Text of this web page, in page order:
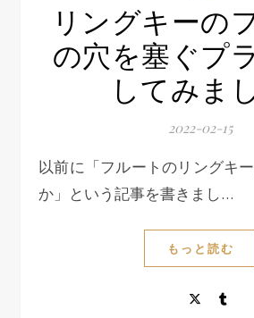
リングキーの
の穴を塞ぐプ
してみま
2022-02-15
以前に「フルートのリングキーかカバードキー
か」という記事を書きまし…
もっと読む